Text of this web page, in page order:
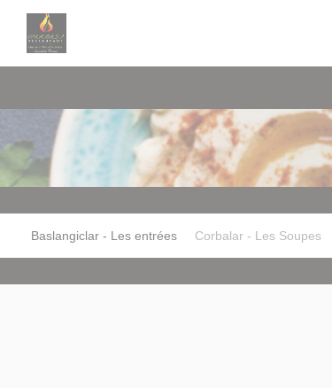
Baslangiclar - Les entrées Corbalar - Les Soupes